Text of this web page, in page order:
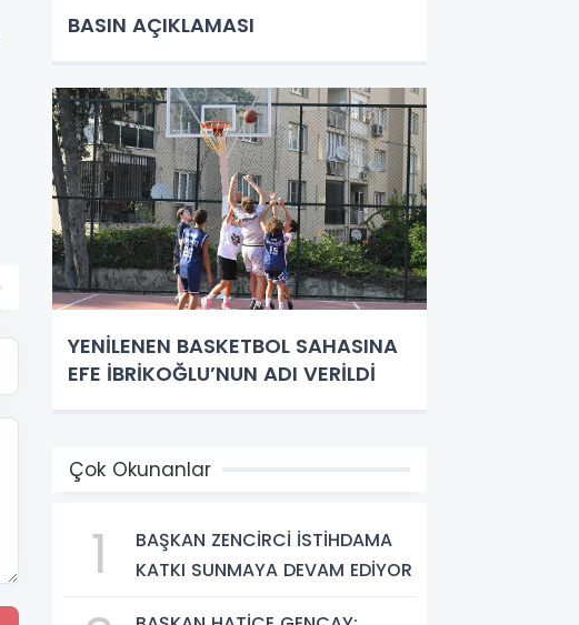
BASIN AÇIKLAMASI
YENİLENEN BASKETBOL SAHASINA
EFE İBRİKOĞLU’NUN ADI VERİLDİ
Çok Okunanlar
1
BAŞKAN ZENCİRCİ İSTİHDAMA
KATKI SUNMAYA DEVAM EDİYOR